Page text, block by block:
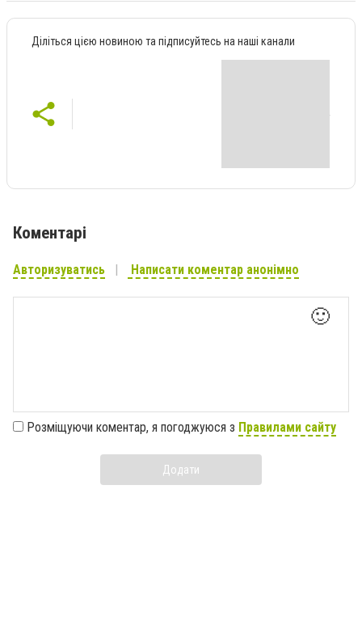
Діліться цією новиною та підписуйтесь на наші канали
Коментарі
Авторизуватись Написати коментар анонімно
🙂
Розміщуючи коментар, я погоджуюся з Правилами сайту
Додати